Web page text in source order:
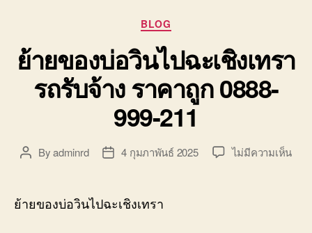
Categories
BLOG
ย้ายของบ่อวินไปฉะเชิงเทรา
รถรับจ้าง ราคาถูก 0888-
999-211
PostByadminrd
Post4 กุมภาพันธ์ 2025 ไม่มีความเห็นบน
ย้ายของบ่อวินไปฉะเชิงเทรา